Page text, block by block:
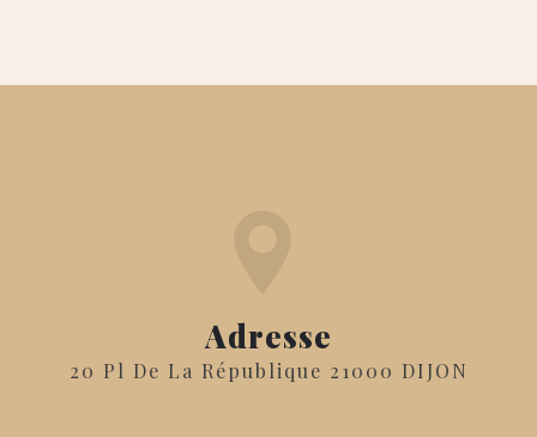
Adresse
20 Pl De La République 21000 DIJON